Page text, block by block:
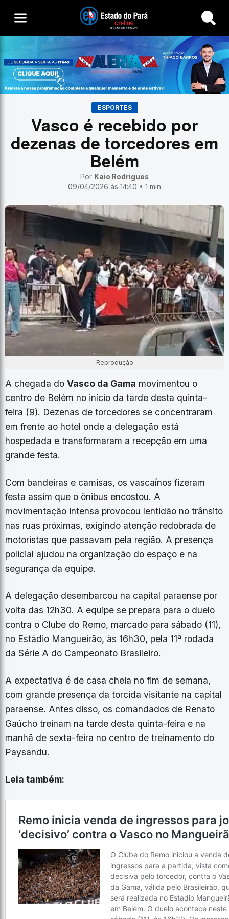
Buscar
ESPORTES
Vasco é recebido por
dezenas de torcedores em
Belém
Por Kaio Rodrigues
09/04/2026 às 14:40 • 1 min
Reprodução
A chegada do Vasco da Gama movimentou o
centro de Belém no início da tarde desta quinta-
feira (9). Dezenas de torcedores se concentraram
em frente ao hotel onde a delegação está
hospedada e transformaram a recepção em uma
grande festa.
Com bandeiras e camisas, os vascaínos fizeram
festa assim que o ônibus encostou. A
movimentação intensa provocou lentidão no trânsito
nas ruas próximas, exigindo atenção redobrada de
motoristas que passavam pela região. A presença
policial ajudou na organização do espaço e na
segurança da equipe.
A delegação desembarcou na capital paraense por
volta das 12h30. A equipe se prepara para o duelo
contra o Clube do Remo, marcado para sábado (11),
no Estádio Mangueirão, às 16h30, pela 11ª rodada
da Série A do Campeonato Brasileiro.
A expectativa é de casa cheia no fim de semana,
com grande presença da torcida visitante na capital
paraense. Antes disso, os comandados de Renato
Gaúcho treinam na tarde desta quinta-feira e na
manhã de sexta-feira no centro de treinamento do
Paysandu.
Leia também: